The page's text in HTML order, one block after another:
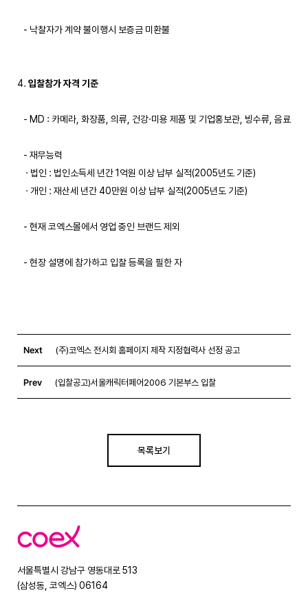
   - 낙찰자가 계약 불이행시 보증금 미환불
4. 입찰참가 자격 기준
   - MD : 카메라, 화장품, 의류, 건강·미용 제품 및 기업홍보관, 빙수류, 음료
   - 재무능력
    · 법인 : 법인소득세 년간 1억원 이상 납부 실적(2005년도 기준)
    · 개인 : 재산세 년간 40만원 이상 납부 실적(2005년도 기준)
   - 현재 코엑스몰에서 영업 중인 브랜드 제외
   - 현장 설명에 참가하고 입찰 등록을 필한 자
Next (주)코엑스 전시회 홈페이지 제작 지정협력사 선정 공고
Prev (입찰공고)서울캐릭터페어2006 기본부스 입찰
목록보기
코
엑
서울특별시 강남구 영동대로 513
(삼성동, 코엑스) 06164